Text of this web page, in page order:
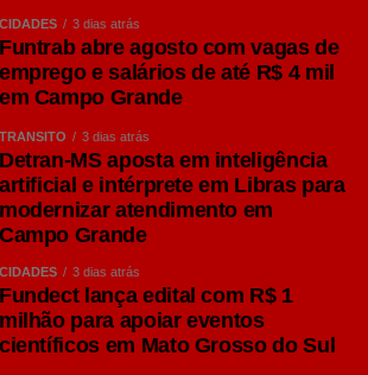
e também sobre a PPP do
destacaram a competência do
e elogiaram o modelo de atenção à
vista na melhoria do serviço
para os deputados apreciarem a
essa proposição ao Executivo e hoje
Entendemos que é um
e muito bem estudado, com critérios”,
da ALEMS, Gerson Claro.
CIDADES 3 dias atrás
Funtrab abre agosto com vagas de
emprego e salários de até R$ 4 mil
em Campo Grande
TRÂNSITO 3 dias atrás
Detran-MS aposta em inteligência
artificial e intérprete em Libras para
modernizar atendimento em
Campo Grande
CIDADES 3 dias atrás
Fundect lança edital com R$ 1
milhão para apoiar eventos
científicos em Mato Grosso do Sul